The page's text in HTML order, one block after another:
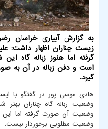
به گزارش آبیاری خراسان
زیست چناران اظهار داشت:
گرفته اما هنوز زباله گاه این
است و دفن زباله در آن به
گیرد.
وضعیت زباله گاه چناران بهتر
وضعیت آن صورت گرفته اما این
وضعیت مطلوبی برخوردار نیست.